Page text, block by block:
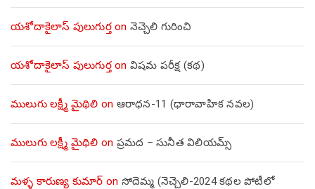
యశోదాకైలాస్ పులుగుర్తon నెచ్చెలి గురించి
యశోదాకైలాస్ పులుగుర్తon విషమ పరీక్ష (క‌థ‌)
ములుగు లక్ష్మీ మైథిలి on ఆరాధన-11 (ధారావాహిక నవల)
ములుగు లక్ష్మీ మైథిలి on ప్రమద – సునీత విలియమ్స్
మళ్ళ కారుణ్య కుమార్ on సోదెమ్మ (నెచ్చెలి-2024 కథల పోటీలో